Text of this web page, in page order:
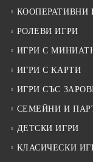
КООПЕРАТИВНИ
РОЛЕВИ ИГРИ
ИГРИ С
ИГРИ С КАРТИ
ИГРИ СЪС
СЕМЕЙНИ И
ДЕТСКИ ИГРИ
КЛАСИЧЕСКИ